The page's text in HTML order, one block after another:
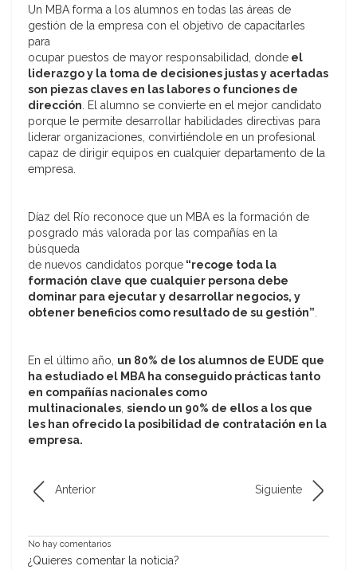
Un MBA forma a los alumnos en todas las áreas de
gestión de la empresa con el objetivo de capacitarles
para
ocupar puestos de mayor responsabilidad, donde el
liderazgo y la toma de decisiones justas y acertadas
son piezas claves en las labores o funciones de
dirección. El alumno se convierte en el mejor candidato
porque le permite desarrollar habilidades directivas para
liderar organizaciones, convirtiéndole en un profesional
capaz de dirigir equipos en cualquier departamento de la
empresa.
Díaz del Río reconoce que un MBA es la formación de
posgrado más valorada por las compañías en la
búsqueda
de nuevos candidatos porque “recoge toda la
formación clave que cualquier persona debe
dominar para ejecutary desarrollar negocios, y
obtener beneficios como resultado de su gestión”.
En el último año, un 80% de los alumnos de EUDE que
ha estudiado el MBA ha conseguido prácticas tanto
en compañías nacionales como
multinacionales, siendo un 90% de ellos a los que
les han ofrecido la posibilidad de contratación en la
empresa.
Anterior Siguiente
No hay comentarios
¿Quieres comentar la noticia?